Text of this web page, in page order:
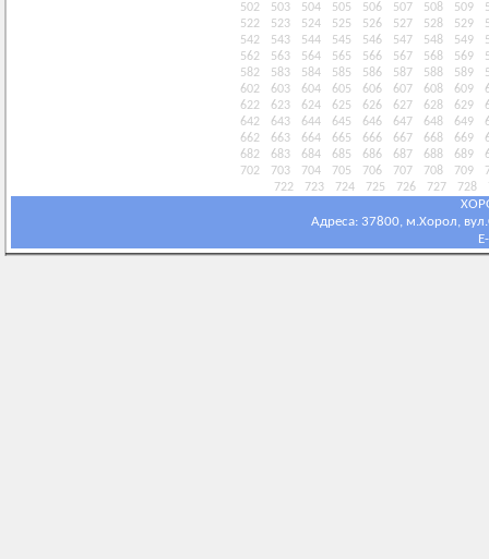
502
503 504 505 506 507 508 509
522
523 524 525 526 527 528 529
542
543 544 545 546 547 548 549
562
563 564 565 566 567 568 569
582
583 584 585 586 587 588 589
602
603 604 605 606 607 608 609
622
623 624 625 626 627 628 629
642
643 644 645 646 647 648 649
662
663 664 665 666 667 668 669
682
683 684 685 686 687 688 689
702
703 704 705 706 707 708 709
722
723 724 725 726 727 728
Адреса: 37800, м.Хорол,